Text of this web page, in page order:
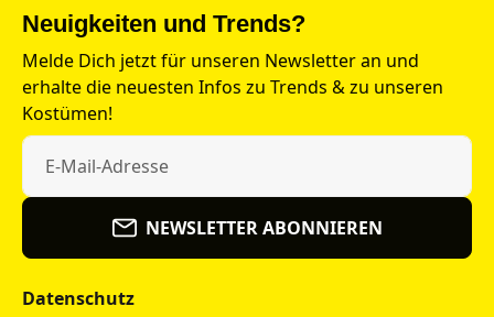
Neuigkeiten und Trends?
Melde Dich jetzt für unseren Newsletter an und
erhalte die neuesten Infos zu Trends & zu unseren
Kostümen!
NEWSLETTER ABONNIEREN
Datenschutz